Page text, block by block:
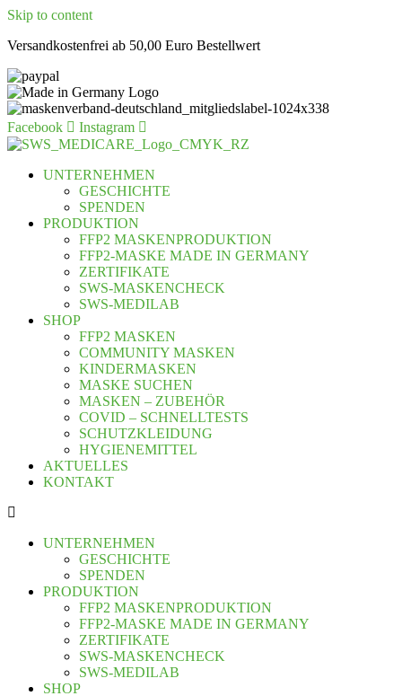
Skip to content
Versandkostenfrei ab 50,00 Euro Bestellwert
Facebook Instagram
UNTERNEHMEN
GESCHICHTE
SPENDEN
PRODUKTION
FFP2 MASKENPRODUKTION
FFP2-MASKE MADE IN GERMANY
ZERTIFIKATE
SWS-MASKENCHECK
SWS-MEDILAB
SHOP
FFP2 MASKEN
COMMUNITY MASKEN
KINDERMASKEN
MASKE SUCHEN
MASKEN – ZUBEHÖR
COVID – SCHNELLTESTS
SCHUTZKLEIDUNG
HYGIENEMITTEL
AKTUELLES
KONTAKT
UNTERNEHMEN
GESCHICHTE
SPENDEN
PRODUKTION
FFP2 MASKENPRODUKTION
FFP2-MASKE MADE IN GERMANY
ZERTIFIKATE
SWS-MASKENCHECK
SWS-MEDILAB
SHOP